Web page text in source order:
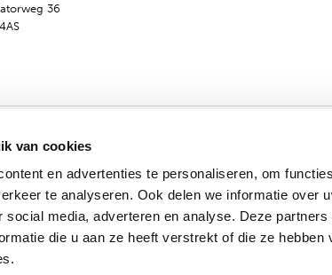
van cookies
en advertenties te personaliseren, om
te analyseren. Ook delen we informatie over
media, adverteren en analyse. Deze partners
die u aan ze heeft verstrekt of die ze hebben
36
General Terms
© 2009 - 2024 - Festival Travel B.V.